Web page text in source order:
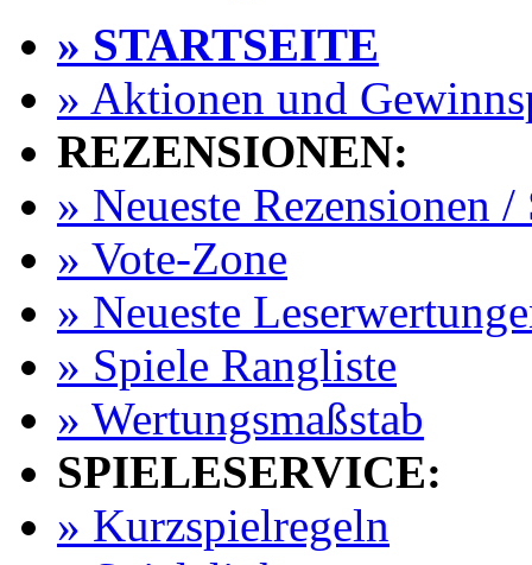
» STARTSEITE
» Aktionen und
REZENSIONEN:
» Neueste Rezensionen /
» Vote-Zone
» Neueste
» Spiele Rangliste
» Wertungsmaßstab
SPIELESERVICE:
» Kurzspielregeln